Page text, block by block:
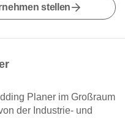
stellen
Planer im Großraum
der Industrie- und